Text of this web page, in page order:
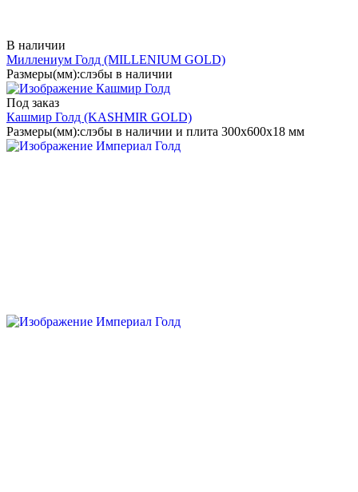
В наличии
Миллениум Голд (MILLENIUM GOLD)
Размеры(мм):слэбы в наличии
Под заказ
Кашмир Голд (KASHMIR GOLD)
Размеры(мм):слэбы в наличии и плита 300х600х18 мм